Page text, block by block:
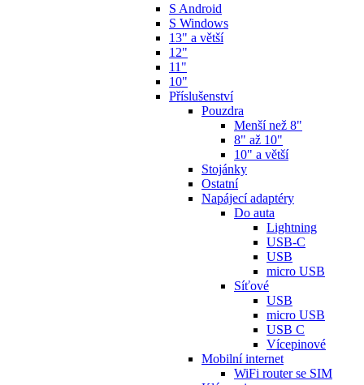
S Android
S Windows
13" a větší
12"
11"
10"
Příslušenství
Pouzdra
Menší než 8"
8" až 10"
10" a větší
Stojánky
Ostatní
Napájecí adaptéry
Do auta
Lightning
USB-C
USB
micro USB
Síťové
USB
micro USB
USB C
Vícepinové
Mobilní internet
WiFi router se SIM